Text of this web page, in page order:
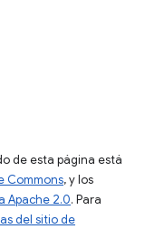
de esta página está
Commons, y los
Apache 2.0. Para
del sitio de